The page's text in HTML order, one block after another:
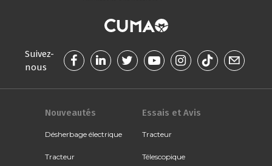
Suivez-
nous
Nouveautés
Désherbage électrique
Tracteur
Essais et Avis
Tracteur
Télescopique